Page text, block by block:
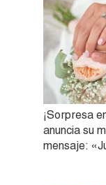
¡Sorpresa
anuncia su
mensaje: